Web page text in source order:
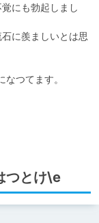
にも勃起しまし
に羨ましいとは思
つてます。
つとけ\e